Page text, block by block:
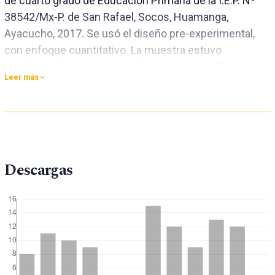
38542/Mx-P. de San Rafael, Socos, Huamanga,
Ayacucho, 2017. Se usó el diseño pre-experimental,
con enfoque cuantitativo. La muestra estuvo
de la información fue efectuada a través de un
post prueba), validado por expertos y para el análisis
cálculo Excel. Los resultados obtenidos en la prueba
“T”de student demostraron que existen diferencias
significativas (p<0,05), entre la aplicación del programa
y la comprensión de lectura, dado que, en la pre
prueba, el 55,6% de los estudiantes se encontraban en
el nivel inicio, y el 44,4% en proceso; no obstante, este
resultado cambió después de la aplicación del
Leer más
Descargas